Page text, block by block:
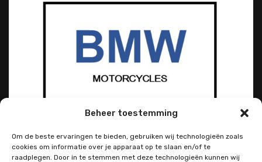
Beheer toestemming
Om de beste ervaringen te bieden, gebruiken wij technologieën zoals
cookies om informatie over je apparaat op te slaan en/of te
raadplegen. Door in te stemmen met deze technologieën kunnen wij